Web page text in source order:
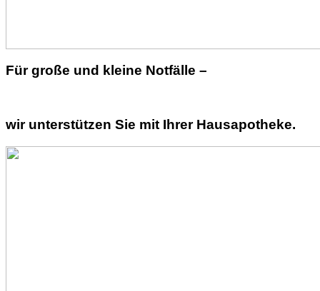
Für große und kleine Notfälle –
wir unterstützen Sie mit Ihrer Hausapotheke.